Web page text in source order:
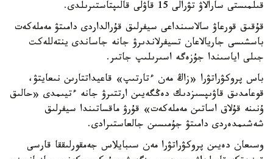
قىلمىستى سارالاۋ تۋرالى 15 قاۋلى قالىپتاستىرىلدى.
قۇقىق قورعاۋ سالاسىنداعى سيفرلىق قۇرالداردى دامىتۋ مەملەكەت
باسشىسى جاريالاعان تسيفرلاندىرۋ جانە جاساندى ينتەللەكت
جىلى اياسىندا جۇزەگە اسىرىلىپ جاتىر.
باس پروكۋراتۋرا «زاڭ مەن ءتارتىپ» قاعيداتتارىن نىعايتۋ،
قوعامدىق قاۋىپسىزدىك دەڭگەيىن ارتتىرۋ جانە ءتيىمدى «حالىق
ۇنىنە قۇلاق اساتىن مەملەكەت» قۇرۋ ماقساتىندا سيفرلىق
شەشىمدەردى دامىتۋ جۇمىسىن جالعاستىرادى.
وسىعان دەيىن پروكۋراتۋرا مەن سىبايلاس جەمقورلىققا قارسى